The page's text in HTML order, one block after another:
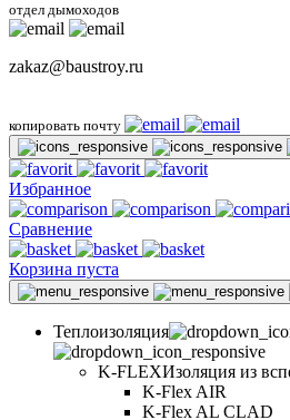
отдел дымоходов
zakaz@baustroy.ru
копировать почту
Избранное
Сравнение
Корзина пуста
Теплоизоляция
K-FLEXИзоляция из
K-Flex AIR
K-Flex AL CLAD